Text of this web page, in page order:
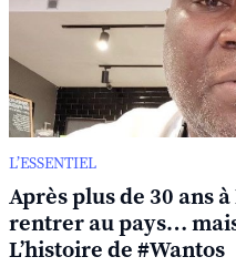
L’ESSENTIEL
Après plus de 30 ans
rentrer au pays…
L’histoire de #Wantos